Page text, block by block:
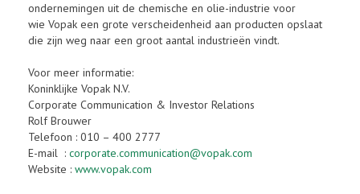
ondernemingen uit de chemische en olie-industrie voor
wie Vopak een grote verscheidenheid aan producten opslaat
die zijn weg naar een groot aantal industrieën vindt.
Voor meer informatie:
Koninklijke Vopak N.V.
Corporate Communication & Investor Relations
Rolf Brouwer
Telefoon : 010 – 400 2777
E-mail : corporate.communication@vopak.com
Website : www.vopak.com